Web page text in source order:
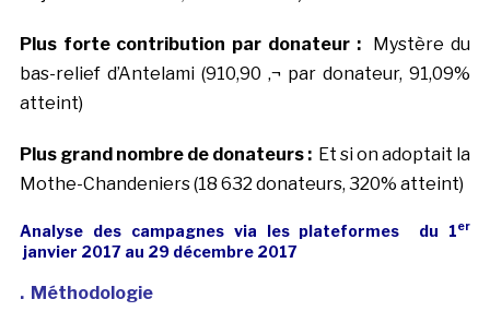
Plus forte contribution par donateur :Mystère du
bas-relief d’Antelami (910,90 ‚¬ par donateur, 91,09%
atteint)
Plus grand nombre de donateurs : Et si on adoptait la
Mothe-Chandeniers (18 632 donateurs, 320% atteint)
Analyse des campagnes via les plateformes du 1er
janvier 2017 au 29 décembre 2017
. Méthodologie